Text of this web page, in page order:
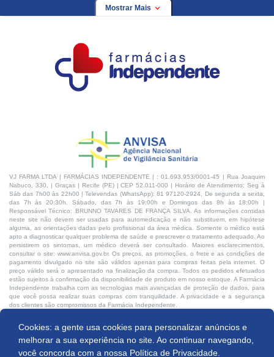
Produto indisponível
Cookies: a gente usa cookies para personalizar anúncios e
melhorar a sua experiência no site. Ao continuar navegando,
você concorda com a nossa Política de Privacidade.
Mostrar Mais
VJ FARMA LTDA | FARMÁCIAS INDEPENDENTE | : 01.693.953/0001-45 | Rua Joaquim
Nabuco, 330, | Graças | Recife (PE) | CEP 52.011-000 | Horário de Atendimento: Seg à
Sáb das 7h00 às 22h00 | Televendas (WhatsApp): 81 97120-2924, De segunda a sexta,
das 7h às 20:30h, Sábado, das 7h às 19:00h e Domingos das 8h às 18:00h |
Responsável Técnico: BRUNNO TAVARES DE FRANÇA SILVA. As informações contidas
neste site não devem ser usadas para automedicação e não substituem, em hipótese
alguma, as orientações dadas pelo profissional da área médica. Somente o médico está
apto a diagnosticar qualquer problema de saúde e prescrever o tratamento adequado. Ao
persistirem os sintomas, um médico deverá ser consultado. Maiores esclarecimentos,
consultar o site: www.anvisa.gov.br. Os preços, as promoções, o frete e as condições de
pagamento divulgado no site são válidos apenas para compras feitas pela internet. O
preço válido será o apresentado na finalização da compra. Todos os pedidos efetuados
estão sujeitos à confirmação da disponibilidade de produto em nosso estoque. A Farmácia
Independente trabalha com as tecnologias mais avançadas de proteção de dados, para
que você possa realizar suas compras com tranquilidade. A privacidade e a segurança
dos clientes são compromissos da Farmácia Independente.
Desenvolvido por: